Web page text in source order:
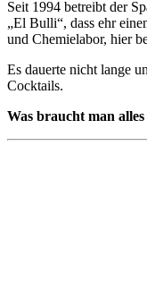
Seit 1994 betreibt der
„El Bulli“, dass ehr
und Chemielabor, hier
Es dauerte nicht lange
Cocktails.
Was braucht man